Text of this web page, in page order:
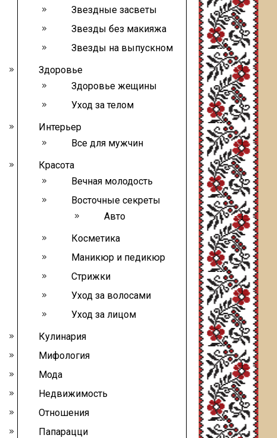
Звездные засветы
Звезды без макияжа
Звезды на выпускном
Здоровье
Здоровье жещины
Уход за телом
Интерьер
Все для мужчин
Красота
Вечная молодость
Восточные секреты
Авто
Косметика
Маникюр и педикюр
Стрижки
Уход за волосами
Уход за лицом
Кулинария
Мифология
Мода
Недвижимость
Отношения
Папарацци